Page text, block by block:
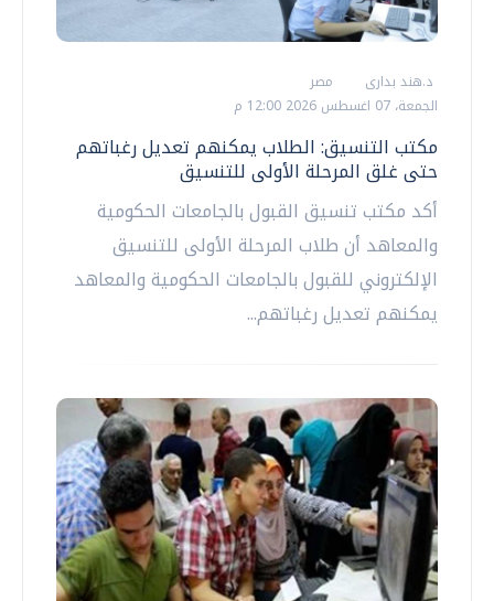
د.هند بدارى
مصر
الجمعة، 07 اغسطس 2026 12:00 م
مكتب التنسيق: الطلاب يمكنهم تعديل رغباتهم
حتى غلق المرحلة الأولى للتنسيق
أكد مكتب تنسيق القبول بالجامعات الحكومية
والمعاهد أن طلاب المرحلة الأولى للتنسيق
الإلكتروني للقبول بالجامعات الحكومية والمعاهد
يمكنهم تعديل رغباتهم...